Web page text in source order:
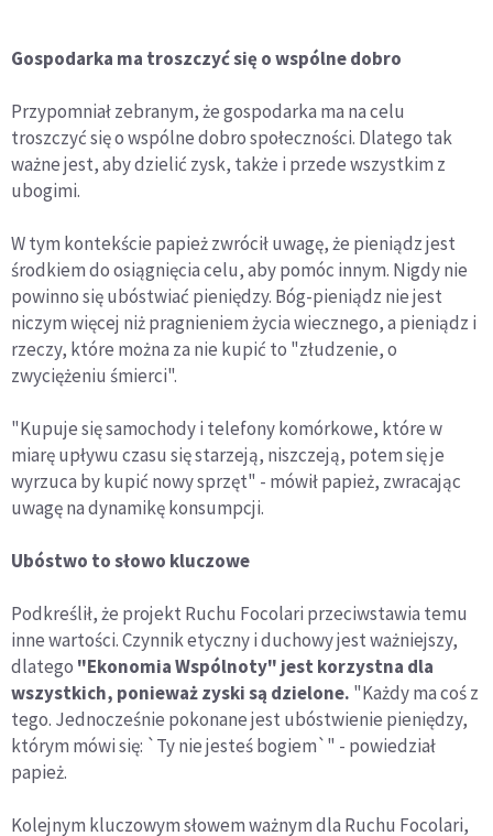
Gospodarka ma troszczyć się o wspólne dobro
Przypomniał zebranym, że gospodarka ma na celu
troszczyć się o wspólne dobro społeczności. Dlatego tak
ważne jest, aby dzielić zysk, także i przede wszystkim z
ubogimi.
W tym kontekście papież zwrócił uwagę, że pieniądz jest
środkiem do osiągnięcia celu, aby pomóc innym. Nigdy nie
powinno się ubóstwiać pieniędzy. Bóg-pieniądz nie jest
niczym więcej niż pragnieniem życia wiecznego, a pieniądz i
rzeczy, które można za nie kupić to "złudzenie, o
zwyciężeniu śmierci".
"Kupuje się samochody i telefony komórkowe, które w
miarę upływu czasu się starzeją, niszczeją, potem się je
wyrzuca by kupić nowy sprzęt" - mówił papież, zwracając
uwagę na dynamikę konsumpcji.
Ubóstwo to słowo kluczowe
Podkreślił, że projekt Ruchu Focolari przeciwstawia temu
inne wartości. Czynnik etyczny i duchowy jest ważniejszy,
dlatego "Ekonomia Wspólnoty" jest korzystna dla
wszystkich, ponieważ zyski są dzielone. "Każdy ma coś z
tego. Jednocześnie pokonane jest ubóstwienie pieniędzy,
którym mówi się: `Ty nie jesteś bogiem`" - powiedział
papież.
Kolejnym kluczowym słowem ważnym dla Ruchu Focolari,